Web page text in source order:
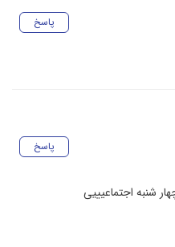
پاسخ
پاسخ
شنبه اجتماعیییی